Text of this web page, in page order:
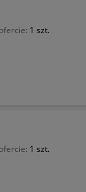
1 szt.
1 szt.